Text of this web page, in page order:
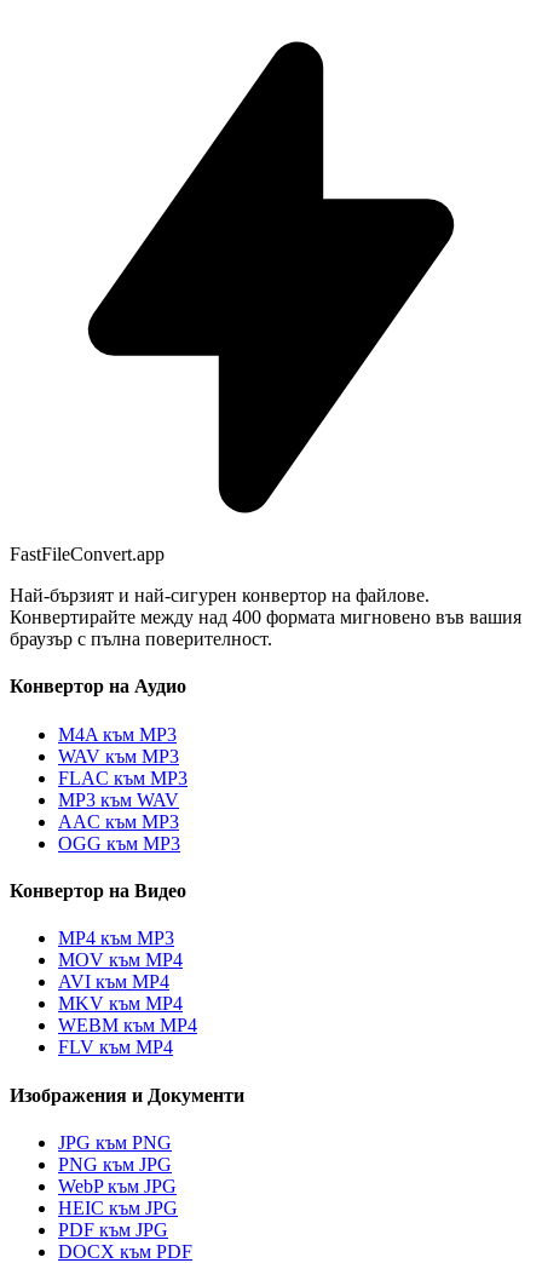
FastFileConvert.app
Най-бързият и най-сигурен конвертор на файлове.
Конвертирайте между над 400 формата мигновено във вашия
браузър с пълна поверителност.
Конвертор на Аудио
M4A към MP3
WAV към MP3
FLAC към MP3
MP3 към WAV
AAC към MP3
OGG към MP3
Конвертор на Видео
MP4 към MP3
MOV към MP4
AVI към MP4
MKV към MP4
WEBM към MP4
FLV към MP4
Изображения и Документи
JPG към PNG
PNG към JPG
WebP към JPG
HEIC към JPG
PDF към JPG
DOCX към PDF